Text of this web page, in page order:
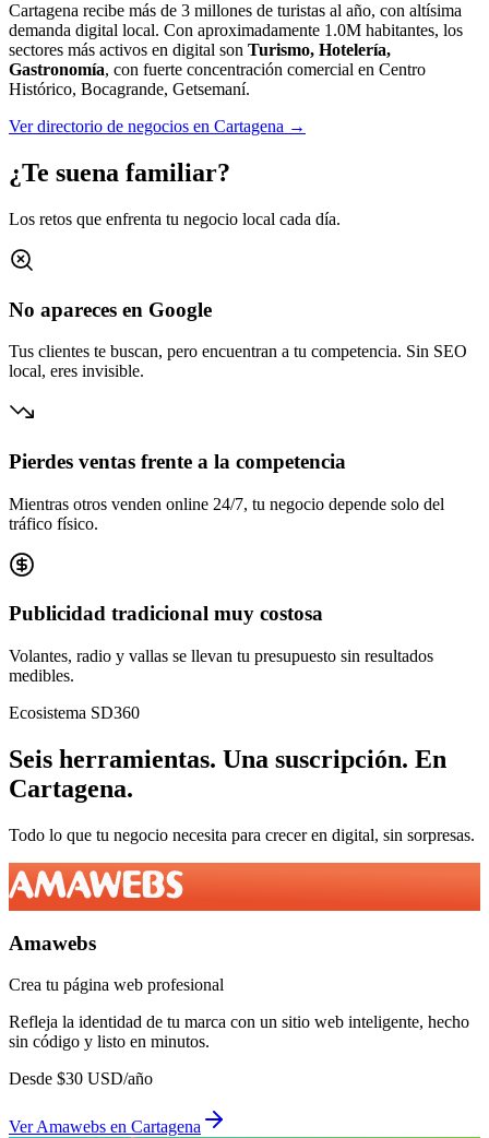
Cartagena recibe más de 3 millones de turistas al año, con altísima
demanda digital local. Con aproximadamente 1.0M habitantes, los
sectores más activos en digital son Turismo, Hotelería,
Gastronomía, con fuerte concentración comercial en Centro
Histórico, Bocagrande, Getsemaní.
Ver directorio de negocios en Cartagena →
¿Te suena familiar?
Los retos que enfrenta tu negocio local cada día.
No apareces en Google
Tus clientes te buscan, pero encuentran a tu competencia. Sin SEO
local, eres invisible.
Pierdes ventas frente a la competencia
Mientras otros venden online 24/7, tu negocio depende solo del
tráfico físico.
Publicidad tradicional muy costosa
Volantes, radio y vallas se llevan tu presupuesto sin resultados
medibles.
Ecosistema SD360
Seis herramientas. Una suscripción. En
Cartagena.
Todo lo que tu negocio necesita para crecer en digital, sin sorpresas.
Amawebs
Crea tu página web profesional
Refleja la identidad de tu marca con un sitio web inteligente, hecho
sin código y listo en minutos.
Desde $30 USD/año
VerAmawebs en Cartagena